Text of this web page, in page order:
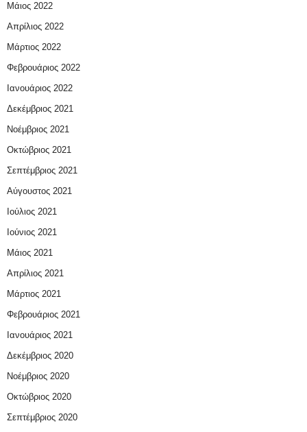
Μάιος 2022
Απρίλιος 2022
Μάρτιος 2022
Φεβρουάριος 2022
Ιανουάριος 2022
Δεκέμβριος 2021
Νοέμβριος 2021
Οκτώβριος 2021
Σεπτέμβριος 2021
Αύγουστος 2021
Ιούλιος 2021
Ιούνιος 2021
Μάιος 2021
Απρίλιος 2021
Μάρτιος 2021
Φεβρουάριος 2021
Ιανουάριος 2021
Δεκέμβριος 2020
Νοέμβριος 2020
Οκτώβριος 2020
Σεπτέμβριος 2020